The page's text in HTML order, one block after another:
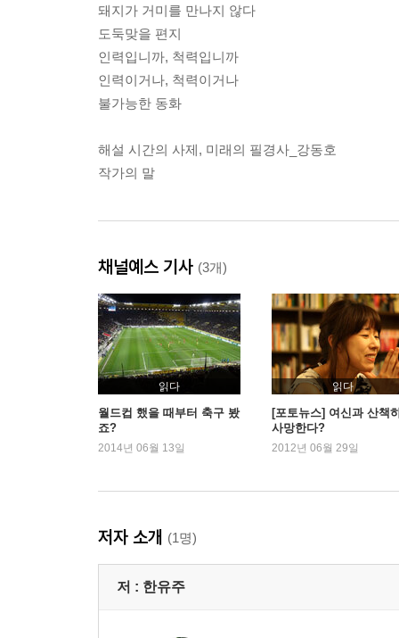
돼지가 거미를 만나지 않다
도둑맞을 편지
인력입니까, 척력입니까
인력이거나, 척력이거나
불가능한 동화
해설 시간의 사제, 미래의 필경사_강동호
작가의 말
채널예스 기사 (3개)
읽다
월드컵 했을 때부터 축구 봤
죠?
2014년 06월 13일
읽다
[포토뉴스] 여신과 산책
사망한다?
2012년 06월 29일
저자 소개 (1명)
저 : 한유주